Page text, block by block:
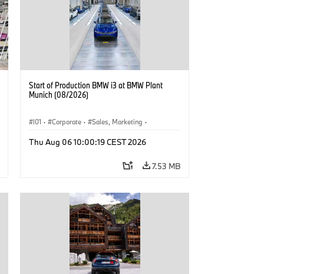
Start of Production BMW i3 at BMW Plant
Munich (08/2026)
I01 · Corporate · Sales, Marketing ·
Thu Aug 06 10:00:19 CEST 2026
7.53 MB